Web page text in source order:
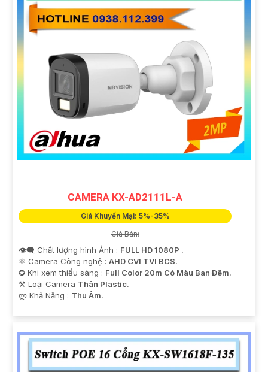
CAMERA KX-AD2111L-A
Giá Khuyến Mại: 5%-35%
Giá Bán:
👁️‍🗨 Chất lượng hình Ảnh : FULL HD 1080P .
⚛️ Camera Công nghệ : AHD CVI TVI BCS.
✪ Khi xem thiếu sáng : Full Color 20m Có Màu Ban Ðêm.
⚒ Loại Camera Thân Plastic.
️ლ Khả Năng : Thu Âm.